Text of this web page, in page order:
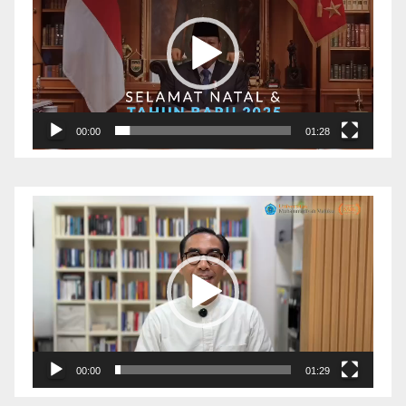
00:00 01:28
Pemutar
Video
00:00 01:29